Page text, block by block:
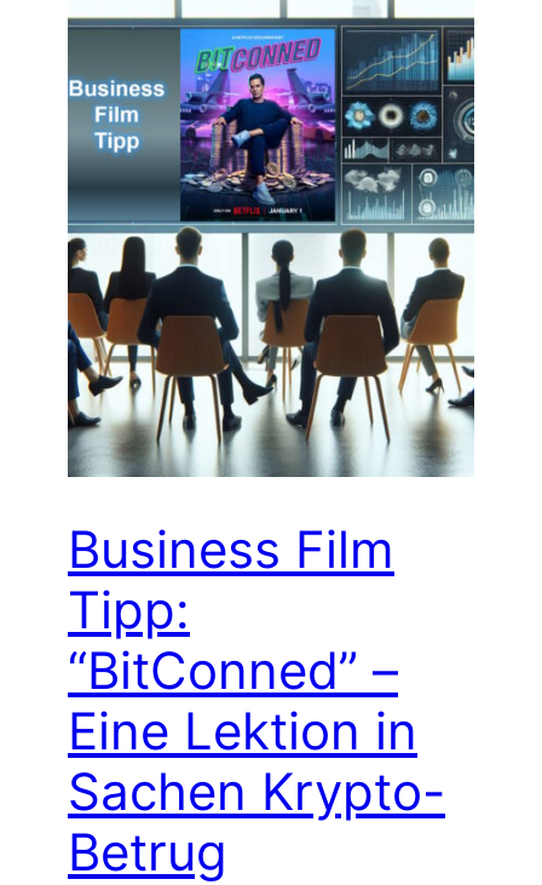
Business Film
Tipp:
“BitConned” –
Eine Lektion in
Sachen Krypto-
Betrug